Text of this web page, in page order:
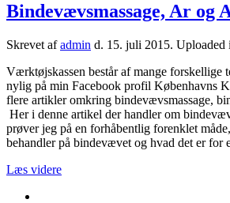
Bindevævsmassage, Ar og
Skrevet afadmin d. 15. juli 2015. Uploaded i
Værktøjskassen består af mange forskellige
nylig på min Facebook profil Københavns
flere artikler omkring bindevævsmassage,
Her i denne artikel der handler om
prøver jeg på en forhåbentlig forenklet
behandler på bindevævet og hvad det er for
Læs videre